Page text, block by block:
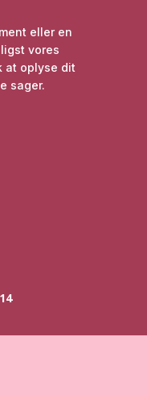
eller en
vores
at oplyse dit
sager.